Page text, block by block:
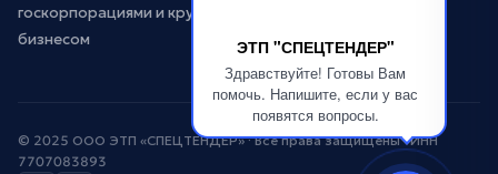
ЭТП "СПЕЦТЕНДЕР"
Здравствуйте! Готовы Вам
помочь. Напишите, если у вас
появятся вопросы.
госкорпорациями и крупным
бизнесом
© 2025 ООО ЭТП «СПЕЦТЕНДЕР» · Все права защищены · ИНН
7707083893